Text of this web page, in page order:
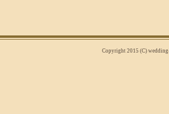
Copyright 2015 (C)